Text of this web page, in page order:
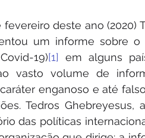
fevereiro deste ano (2020)
um informe sobre
19)[1] em alguns
vasto volume de
enganoso e até
Tedros
das políticas